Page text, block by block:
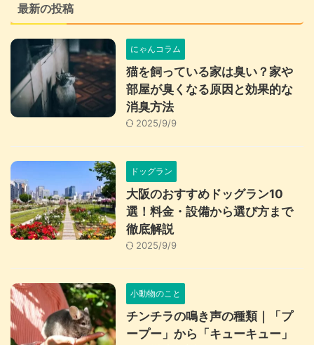
最新の投稿
にゃんコラム
猫を飼っている家は臭い？家や
部屋が臭くなる原因と効果的な
消臭方法
2025/9/9
ドッグラン
大阪のおすすめドッグラン10
選！料金・設備から選び方まで
徹底解説
2025/9/9
小動物のこと
チンチラの鳴き声の種類｜「プ
ープー」から「キューキュー」